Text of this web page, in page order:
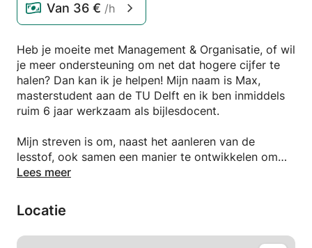
Van 36 € /h
Heb je moeite met Management & Organisatie, of wil
je meer ondersteuning om net dat hogere cijfer te
halen? Dan kan ik je helpen! Mijn naam is Max,
masterstudent aan de TU Delft en ik ben inmiddels
ruim 6 jaar werkzaam als bijlesdocent.
Mijn streven is om, naast het aanleren van de
lesstof, ook samen een manier te ontwikkelen om
vraagstukken structureel aan te pakken. Veel
begrijpen en ook beter kunnen toepassen. Met deze
handvaten kan je met meer zelfvertrouwen een
proefwerk of examen ingaan en zal je zien dat je
Lees meer
Locatie